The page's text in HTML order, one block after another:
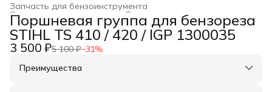
Запчасть для бензоинструмента
Оснастка для инструмента
Строительство и ремонт
Главная ›
Поршневая группа для бензореза
STIHL TS 410 / 420 / IGP 1300035
3 500 ₽5 100 ₽−31%
Преимущества